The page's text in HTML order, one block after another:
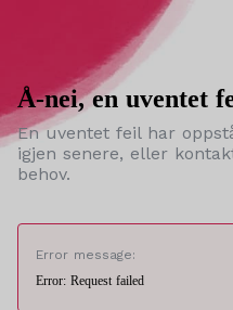
Å-nei, en uventet
En uventet feil har
igjen senere, eller
behov.
Error message:
Error: Request failed